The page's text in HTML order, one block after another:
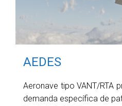
AEDES
Aeronave tipo VANT/RTA
demanda específica de